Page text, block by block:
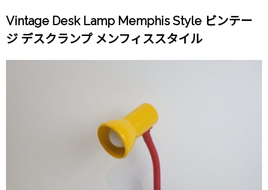
Vintage Desk Lamp Memphis Style ビンテー
ジ デスクランプ メンフィススタイル